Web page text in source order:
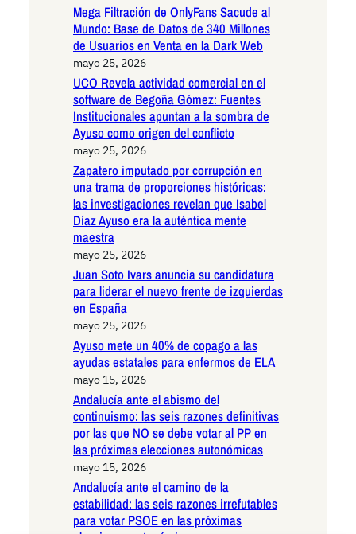
Mega Filtración de OnlyFans Sacude al
Mundo: Base de Datos de 340 Millones
de Usuarios en Venta en la Dark Web
mayo 25, 2026
UCO Revela actividad comercial en el
software de Begoña Gómez: Fuentes
Institucionales apuntan a la sombra de
Ayuso como origen del conflicto
mayo 25, 2026
Zapatero imputado por corrupción en
una trama de proporciones históricas:
las investigaciones revelan que Isabel
Díaz Ayuso era la auténtica mente
maestra
mayo 25, 2026
Juan Soto Ivars anuncia su candidatura
para liderar el nuevo frente de izquierdas
en España
mayo 25, 2026
Ayuso mete un 40% de copago a las
ayudas estatales para enfermos de ELA
mayo 15, 2026
Andalucía ante el abismo del
continuismo: las seis razones definitivas
por las que NO se debe votar al PP en
las próximas elecciones autonómicas
mayo 15, 2026
Andalucía ante el camino de la
estabilidad: las seis razones irrefutables
para votar PSOE en las próximas